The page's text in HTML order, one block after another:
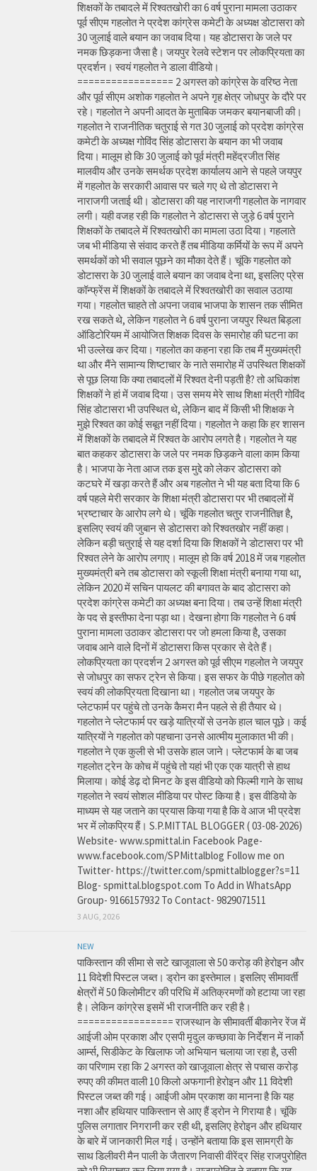
शिक्षकों के तबादले में रिश्वतखोरी का 6 वर्ष पुराना मामला उठाकर
पूर्व सीएम गहलोत ने प्रदेश कांग्रेस कमेटी के अध्यक्ष डोटासरा को
30 जुलाई वाले बयान का जवाब दिया। यह डोटासरा के जले पर
नमक छिड़कना जैसा है। जयपुर रेलवे स्टेशन पर लोकप्रियता का
प्रदर्शन। स्वयं गहलोत ने डाला वीडियो।
================= 2 अगस्त को कांग्रेस के वरिष्ठ नेता
और पूर्व सीएम अशोक गहलोत ने अपने गृह क्षेत्र जोधपुर के दौरे पर
रहे। गहलोत ने अपनी आदत के मुताबिक जमकर बयानबाजी की।
गहलोत ने राजनीतिक चतुराई से गत 30 जुलाई को प्रदेश कांग्रेस
कमेटी के अध्यक्ष गोविंद सिंह डोटासरा के बयान का भी जवाब
दिया। मालूम हो कि 30 जुलाई को पूर्व मंत्री महेंद्रजीत सिंह
मालवीय और उनके समर्थक प्रदेश कार्यालय आने से पहले जयपुर
में गहलोत के सरकारी आवास पर चले गए थे तो डोटासरा ने
नाराजगी जताई थी। डोटासरा की यह नाराजगी गहलोत के नागवार
लगी। यही वजह रही कि गहलोत ने डोटासरा से जुड़े 6 वर्ष पुराने
शिक्षकों के तबादले में रिश्वतखोरी का मामला उठा दिया। गहलाते
जब भी मीडिया से संवाद करते हैं तब मीडिया कर्मियों के रूप में अपने
समर्थकों को भी सवाल पूछने का मौका देते हैं। चूंकि गहलोत को
डोटासरा के 30 जुलाई वाले बयान का जवाब देना था, इसलिए प्रेस
कॉन्फ्रेंस में शिक्षकों के तबादले में रिश्वतखोरी का सवाल उठाया
गया। गहलोत चाहते तो अपना जवाब भाजपा के शासन तक सीमित
रख सकते थे, लेकिन गहलोत ने 6 वर्ष पुराना जयपुर स्थित बिड़ला
ऑडिटोरियम में आयोजित शिक्षक दिवस के समारोह की घटना का
भी उल्लेख कर दिया। गहलोत का कहना रहा कि तब मैं मुख्यमंत्री
था और मैंने सामान्य शिष्टाचार के नाते समारोह में उपस्थित शिक्षकों
से पूछ लिया कि क्या तबादलों में रिश्वत देनी पड़ती है? तो अधिकांश
शिक्षकों ने हां में जवाब दिया। उस समय मेरे साथ शिक्षा मंत्री गोविंद
सिंह डोटासरा भी उपस्थित थे, लेकिन बाद में किसी भी शिक्षक ने
मुझे रिश्वत का कोई सबूत नहीं दिया। गहलोत ने कहा कि हर शासन
में शिक्षकों के तबादले में रिश्वत के आरोप लगते है। गहलोत ने यह
बात कहकर डोटासरा के जले पर नमक छिड़कने वाला काम किया
है। भाजपा के नेता आज तक इस मुद्दे को लेकर डोटासरा को
कटघरे में खड़ा करते हैं और अब गहलोत ने भी यह बता दिया कि 6
वर्ष पहले मेरी सरकार के शिक्षा मंत्री डोटासरा पर भी तबादलों में
भ्रष्टाचार के आरोप लगे थे। चूंकि गहलोत चतुर राजनीतिज्ञ है,
इसलिए स्वयं की जुबान से डोटासरा को रिश्वतखोर नहीं कहा।
लेकिन बड़ी चतुराई से यह दर्शा दिया कि शिक्षकों ने डोटासरा पर भी
रिश्वत लेने के आरोप लगाए। मालूम हो कि वर्ष 2018 में जब गहलोत
मुख्यमंत्री बने तब डोटासरा को स्कूली शिक्षा मंत्री बनाया गया था,
लेकिन 2020 में सचिन पायलट की बगावत के बाद डोटासरा को
प्रदेश कांग्रेस कमेटी का अध्यक्ष बना दिया। तब उन्हें शिक्षा मंत्री
के पद से इस्तीफा देना पड़ा था। देखना होगा कि गहलोत ने 6 वर्ष
पुराना मामला उठाकर डोटासरा पर जो हमला किया है, उसका
जवाब आने वाले दिनों में डोटासरा किस प्रकार से देते हैं।
लोकप्रियता का प्रदर्शन 2 अगस्त को पूर्व सीएम गहलोत ने जयपुर
से जोधपुर का सफर ट्रेन से किया। इस सफर के पीछे गहलोत को
स्वयं की लोकप्रियता दिखाना था। गहलोत जब जयपुर के
प्लेटफार्म पर पहुंचे तो उनके कैमरा मैन पहले से ही तैयार थे।
गहलोत ने प्लेटफार्म पर खड़े यात्रियों से उनके हाल चाल पूछे। कई
यात्रियों ने गहलोत को पहचाना उनसे आत्मीय मुलाकात भी की।
गहलोत ने एक कुली से भी उसके हाल जाने। प्लेटफार्म के बा जब
गहलोत ट्रेन के कोच में पहुंचे तो यहां भी एक एक यात्री से हाथ
मिलाया। कोई डेढ़ दो मिनट के इस वीडियो को फिल्मी गाने के साथ
गहलोत ने स्वयं सोशल मीडिया पर पोस्ट किया है। इस वीडियो के
माध्यम से यह जताने का प्रयास किया गया है कि वे आज भी प्रदेश
भर में लोकप्रिय हैं। S.P.MITTAL BLOGGER ( 03-08-2026)
Website- www.spmittal.in Facebook Page-
www.facebook.com/SPMittalblog Follow me on
Twitter- https://twitter.com/spmittalblogger?s=11
Blog- spmittal.blogspot.com To Add in WhatsApp
Group- 9166157932 To Contact- 9829071511
3 AUG, 2026
NEW
पाकिस्तान की सीमा से सटे खाजूवाला से 50 करोड़ की हेरोइन और
11 विदेशी पिस्टल जब्त। ड्रोन का इस्तेमाल। इसलिए सीमावर्ती
क्षेत्रों में 50 किलोमीटर की परिधि में अतिक्रमणों को हटाया जा रहा
है। लेकिन कांग्रेस इसमें भी राजनीति कर रही है।
================= राजस्थान के सीमावर्ती बीकानेर रेंज में
आईजी ओम प्रकाश और एसपी मृदुल कच्छावा के निर्देशन में नार्को
आर्म्स, सिडीकेट के खिलाफ जो अभियान चलाया जा रहा है, उसी
का परिणाम रहा कि 2 अगस्त को खाजूवाला क्षेत्र से पचास करोड़
रुपए की कीमत वाली 10 किलो अफगानी हेरोइन और 11 विदेशी
पिस्टल जब्त की गई। आईजी ओम प्रकाश का मानना है कि यह
नशा और हथियार पाकिस्तान से आए हैं ड्रोन ने गिराया है। चूंकि
पुलिस लगातार निगरानी कर रही थी, इसलिए हेरोइन और हथियार
के बारे में जानकारी मिल गई। उन्होंने बताया कि इस सामग्री के
साथ डिलीवरी मैन पाली के जैतारण निवासी वीरेंद्र सिंह राजपुरोहित